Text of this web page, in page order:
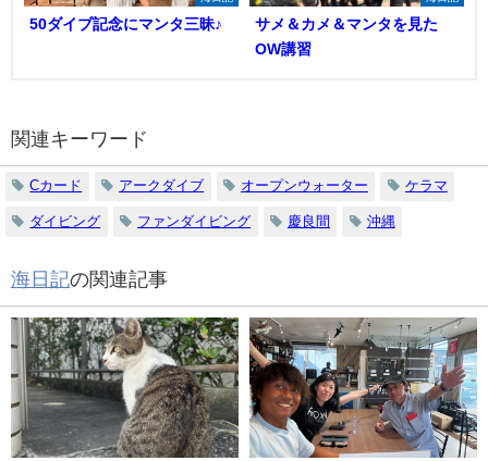
50ダイブ記念にマンタ三昧♪
サメ＆カメ＆マンタを見た
OW講習
関連キーワード
Cカード アークダイブ オープンウォーター ケラマ
ダイビング ファンダイビング 慶良間 沖縄
海日記の関連記事